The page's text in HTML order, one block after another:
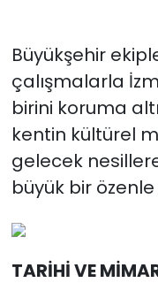
Büyükşehir
çalışmalarla
birini koruma
kentin kültürel
gelecek
büyük bir
TARİHİ VE